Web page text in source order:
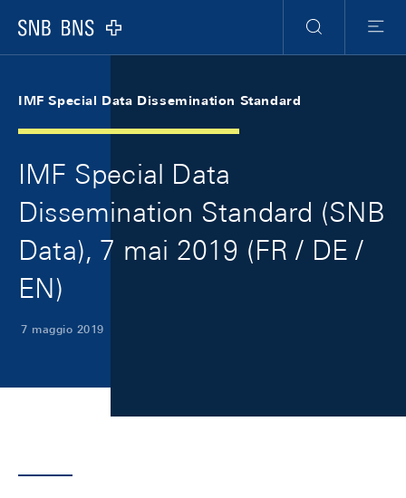
Logo
Ricerca
Menu
IMF Special Data Dissemination Standard
IMF Special Data
Dissemination Standard (SNB
Data), 7 mai 2019 (FR / DE /
EN)
7 maggio 2019